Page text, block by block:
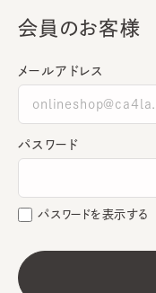
会員のお客様
メールアドレス
パスワード
パスワードを表示する